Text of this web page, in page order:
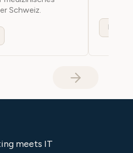
Schweiz.
Mehr
meets IT